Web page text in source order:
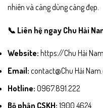
nhiên và càng dùng càng đẹp.
📞 Liên hệ ngay Chu Hải
Website: https://Chu Hải
Email: contact@Chu Hải
Hotline: 0967.891.222
Bộ phận CSKH: 1900 4624